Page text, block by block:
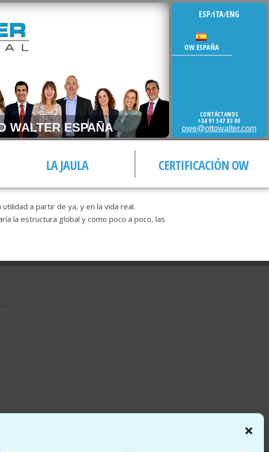
ESPAÑA
ESP/ITA/ENG
OW ESPAÑA
CONTÁCTANOS
+34 91 547 83 00
owe@ottowalter.com
LA JAULA CERTIFICACIÓN OW
a partir de ya, y en la vida real.
la estructura global y como poco a poco, las